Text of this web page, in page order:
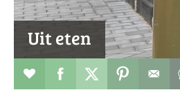
Uit eten
Verhaal toevoegen aan
Deel dit op facebook
Deel dit opDeel dit